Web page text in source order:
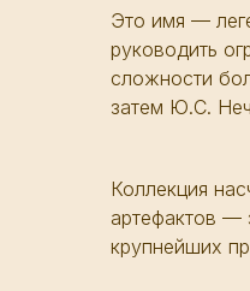
Это имя —
руководить
сложности
затем Ю.С.
Коллекция
артефактов —
крупнейших